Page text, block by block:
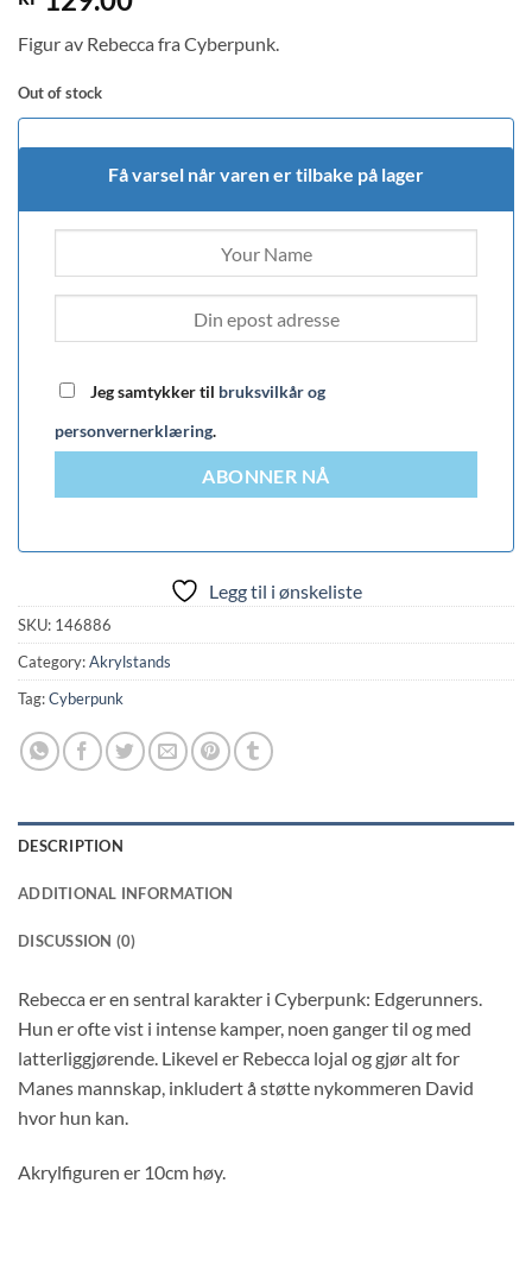
Figur av Rebecca fra Cyberpunk.
Out of stock
Få varsel når varen er tilbake på lager
Jeg samtykker til bruksvilkår og
personvernerklæring.
ABONNER NÅ
Legg til i ønskeliste
SKU: 146886
Category:Akrylstands
Tag:Cyberpunk
DESCRIPTION
ADDITIONAL INFORMATION
DISCUSSION (0)
Rebecca er en sentral karakter i Cyberpunk: Edgerunners.
Hun er ofte vist i intense kamper, noen ganger til og med
latterliggjørende. Likevel er Rebecca lojal og gjør alt for
Manes mannskap, inkludert å støtte nykommeren David
hvor hun kan.
Akrylfiguren er 10cm høy.